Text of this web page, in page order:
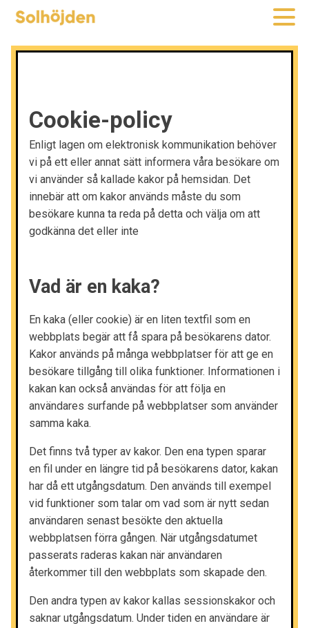
Cookie-policy
Enligt lagen om elektronisk kommunikation behöver
vi på ett eller annat sätt informera våra besökare om
vi använder så kallade kakor på hemsidan. Det
innebär att om kakor används måste du som
besökare kunna ta reda på detta och välja om att
godkänna det eller inte
Vad är en kaka?
En kaka (eller cookie) är en liten textfil som en
webbplats begär att få spara på besökarens dator.
Kakor används på många webbplatser för att ge en
besökare tillgång till olika funktioner. Informationen i
kakan kan också användas för att följa en
användares surfande på webbplatser som använder
samma kaka.
Det finns två typer av kakor. Den ena typen sparar
en fil under en längre tid på besökarens dator, kakan
har då ett utgångsdatum. Den används till exempel
vid funktioner som talar om vad som är nytt sedan
användaren senast besökte den aktuella
webbplatsen förra gången. När utgångsdatumet
passerats raderas kakan när användaren
återkommer till den webbplats som skapade den.
Den andra typen av kakor kallas sessionskakor och
saknar utgångsdatum. Under tiden en användare är